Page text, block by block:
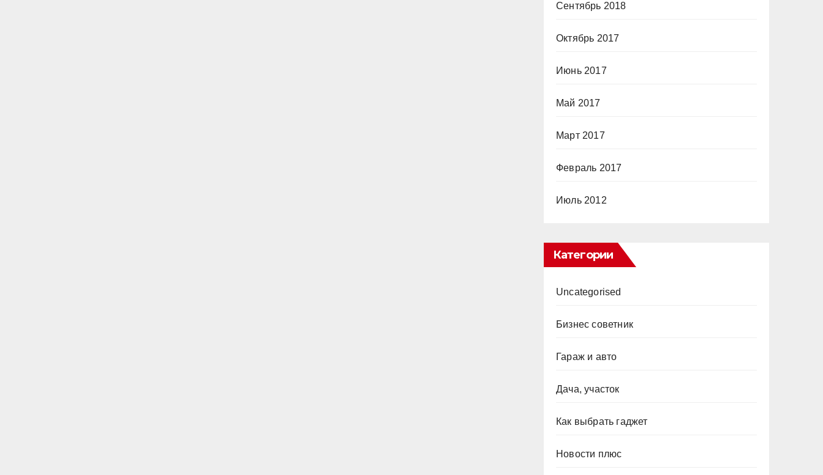
Сентябрь 2018
Октябрь 2017
Июнь 2017
Май 2017
Март 2017
Февраль 2017
Июль 2012
Категории
Uncategorised
Бизнес советник
Гараж и авто
Дача, участок
Как выбрать гаджет
Новости плюс